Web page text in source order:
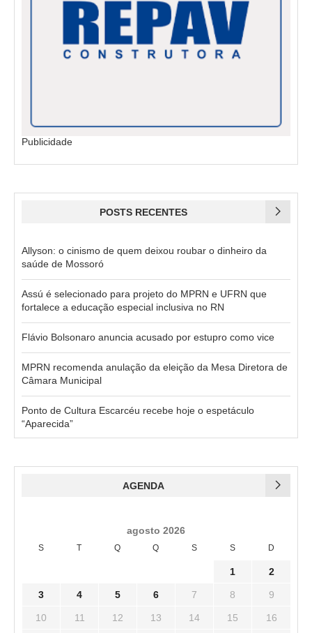
Publicidade
POSTS RECENTES
Allyson: o cinismo de quem deixou roubar o dinheiro da
saúde de Mossoró
Assú é selecionado para projeto do MPRN e UFRN que
fortalece a educação especial inclusiva no RN
Flávio Bolsonaro anuncia acusado por estupro como vice
MPRN recomenda anulação da eleição da Mesa Diretora de
Câmara Municipal
Ponto de Cultura Escarcéu recebe hoje o espetáculo
“Aparecida”
AGENDA
agosto 2026
S T Q Q S S D
1 2
3 4 5 6 7 8 9
10 11 12 13 14 15 16